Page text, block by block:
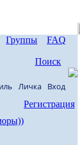
Группы FAQ
Поиск
Личка Вход
Регистрация